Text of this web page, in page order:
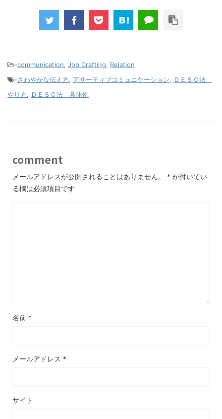
-communication, Job Crafting, Relation
-さわやかな伝え方, アサーティブコミュニケーション, ＤＥＳＣ法
やり方, ＤＥＳＣ法 具体例
comment
メールアドレスが公開されることはありません。 * が付いてい
る欄は必須項目です
名前 *
メールアドレス *
サイト